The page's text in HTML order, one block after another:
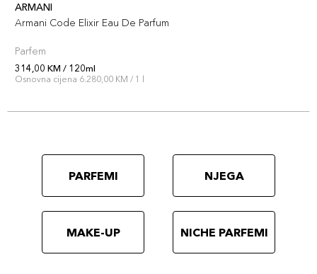
ARMANI
Armani Code Elixir Eau De Parfum
Parfem
314,00 KM / 120ml
Osnovna cijena 6.280,00 KM / 1 l
PARFEMI NJEGA
MAKE-UP NICHE PARFEMI